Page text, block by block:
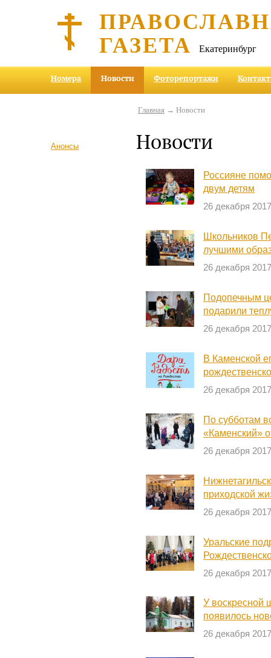
ГАЗЕТА Екатеринбург
Номера Новости Фоторепортажи
Анонсы
Главная→ Новости
Новости
Россияне
двум детям
26 декабря
Школьников
лучшими
26 декабря
Подопечным
подарили
26 декабря
В Каменской
26 декабря
По субботам
«Каменский»
26 декабря
приходской
26 декабря
Уральские
26 декабря
У воскресной
появилось
26 декабря